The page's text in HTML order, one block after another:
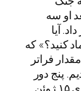
او سه
آیا
کنید؟» که
فراتر
پنج دور